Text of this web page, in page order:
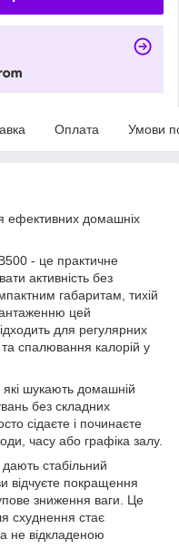
Оплата Умови
ефективних домашніх
- це практичне
активність без
габаритам, тихій
цей
для регулярних
спалювання калорій у
шукають домашній
без складних
сідаєте і починаєте
часу або графіка залу.
стабільний
відчуєте покращення
зниження ваги. Це
схуднення стає
не відкладеною